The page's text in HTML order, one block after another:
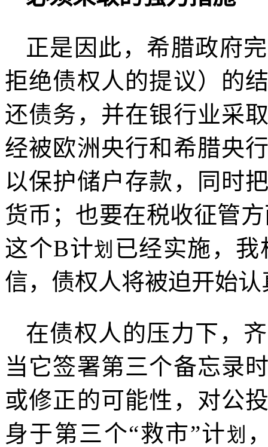
正是因此，希腊政府
拒绝债权人的提议）的
还债务，并在银行业采
经被欧洲央行和希腊央
以保护储户存款，同时
货币；也要在税收征管
这个B计划 已经实施，
信，债权人将被迫开始
在债权人的压力下，
当它签署第三个备忘录
或修正的可能性，对公
身于第三个“救市”计划